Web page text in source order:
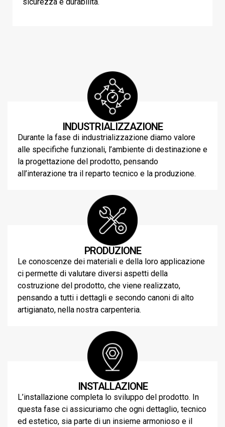
INDUSTRIALIZZAZIONE
Durante la fase di industrializzazione diamo valore
alle specifiche funzionali, l’ambiente di destinazione e
la progettazione del prodotto, pensando
all’interazione tra il reparto tecnico e la produzione.
PRODUZIONE
Le conoscenze dei materiali e della loro applicazione
ci permette di valutare diversi aspetti della
costruzione del prodotto, che viene realizzato,
pensando a tutti i dettagli e secondo canoni di alto
artigianato, nella nostra carpenteria.
INSTALLAZIONE
L’installazione completa lo sviluppo del prodotto. In
questa fase ci assicuriamo che ogni dettaglio, tecnico
ed estetico, sia parte di un insieme armonioso e il